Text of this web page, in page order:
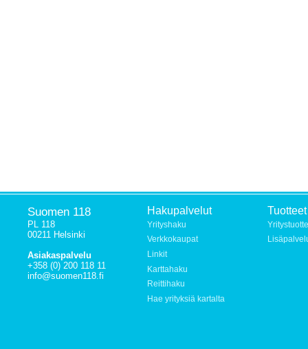
Suomen 118
PL 118
00211 Helsinki
Asiakaspalvelu
+358 (0) 200 118 11
info@suomen118.fi
Hakupalvelut
Yrityshaku
Verkkokaupat
Linkit
Karttahaku
Reittihaku
Hae yrityksiä kartalta